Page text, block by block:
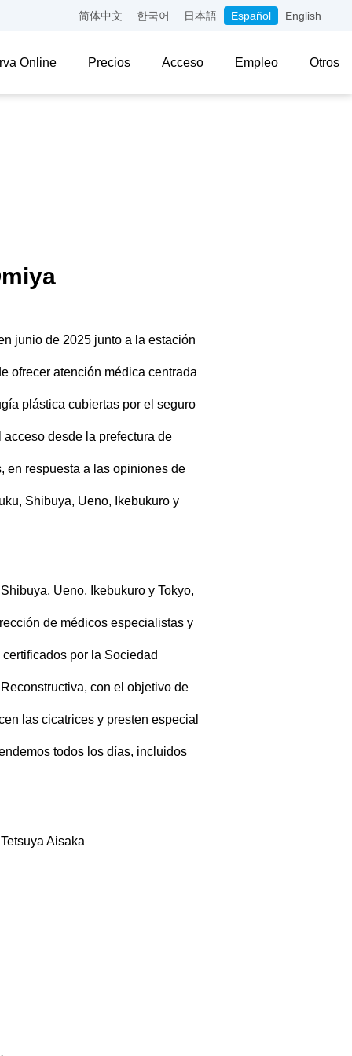
简体中文 한국어 日本語 Español English
Online Precios Acceso Empleo Otros
junio de 2025 junto a la estación
ofrecer atención médica centrada
plástica cubiertas por el seguro
desde la prefectura de
en respuesta a las opiniones de
Shibuya, Ueno, Ikebukuro y
Ueno, Ikebukuro y Tokyo,
de médicos especialistas y
por la Sociedad
con el objetivo de
las cicatrices y presten especial
todos los días, incluidos
Aisaka